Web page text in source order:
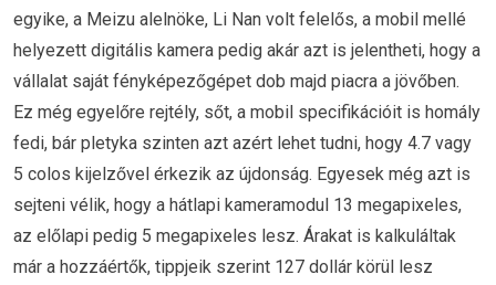
egyike, a Meizu alelnöke, Li Nan volt felelős, a mobil mellé
helyezett digitális kamera pedig akár azt is jelentheti, hogy a
vállalat saját fényképezőgépet dob majd piacra a jövőben.
Ez még egyelőre rejtély, sőt, a mobil specifikációit is homály
fedi, bár pletyka szinten azt azért lehet tudni, hogy 4.7 vagy
5 colos kijelzővel érkezik az újdonság. Egyesek még azt is
sejteni vélik, hogy a hátlapi kameramodul 13 megapixeles,
az előlapi pedig 5 megapixeles lesz. Árakat is kalkuláltak
már a hozzáértők, tippjeik szerint 127 dollár körül lesz